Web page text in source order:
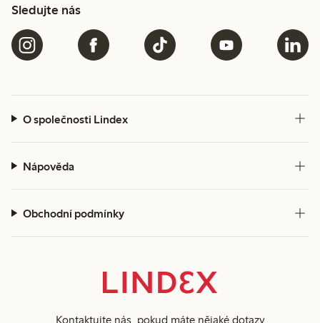
Sledujte nás
O společnosti Lindex
Nápověda
Obchodní podmínky
Kontaktujte nás , pokud máte nějaké dotazy